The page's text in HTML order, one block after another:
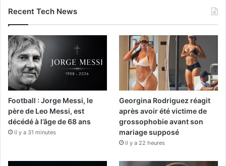
Recent Tech News
Football : Jorge Messi, le
père de Leo Messi, est
décédé à l’âge de 68 ans
il y a 31 minutes
Georgina Rodriguez réagit
après avoir été victime de
grossophobie avant son
mariage supposé
il y a 22 heures